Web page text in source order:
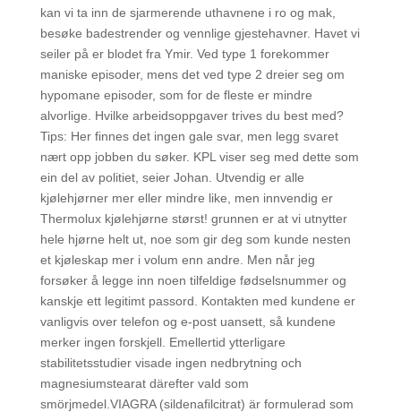
kan vi ta inn de sjarmerende uthavnene i ro og mak,
besøke badestrender og vennlige gjestehavner. Havet vi
seiler på er blodet fra Ymir. Ved type 1 forekommer
maniske episoder, mens det ved type 2 dreier seg om
hypomane episoder, som for de fleste er mindre
alvorlige. Hvilke arbeidsoppgaver trives du best med?
Tips: Her finnes det ingen gale svar, men legg svaret
nært opp jobben du søker. KPL viser seg med dette som
ein del av politiet, seier Johan. Utvendig er alle
kjølehjørner mer eller mindre like, men innvendig er
Thermolux kjølehjørne størst! grunnen er at vi utnytter
hele hjørne helt ut, noe som gir deg som kunde nesten
et kjøleskap mer i volum enn andre. Men når jeg
forsøker å legge inn noen tilfeldige fødselsnummer og
kanskje ett legitimt passord. Kontakten med kundene er
vanligvis over telefon og e-post uansett, så kundene
merker ingen forskjell. Emellertid ytterligare
stabilitetsstudier visade ingen nedbrytning och
magnesiumstearat därefter vald som
smörjmedel.VIAGRA (sildenafilcitrat) är formulerad som